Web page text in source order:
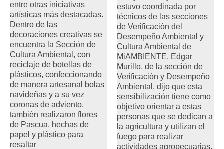
entre otras iniciativas
artísticas más destacadas.
Dentro de las
decoraciones creativas se
encuentra la Sección de
Cultura Ambiental, con
reciclaje de botellas de
plásticos, confeccionando
de manera artesanal bolas
navideñas y a su vez
coronas de adviento,
también realizaron flores
de Pascua, hechas de
papel y plástico para
resaltar
estuvo coordinada por
técnicos de las secciones
de Verificación del
Desempeño Ambiental y
Cultura Ambiental de
MiAMBIENTE. Edgar
Murillo, de la sección de
Verificación y Desempeño
Ambiental, dijo que esta
sensibilización tiene como
objetivo orientar a estas
personas que se dedican a
la agricultura y utilizan el
fuego para realizar
actividades agropecuarias,